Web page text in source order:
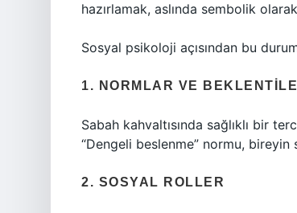
hazırlamak, aslında sembolik
Sosyal psikoloji açısından bu
1. NORMLAR VE
Sabah kahvaltısında sağlıklı bir
“Dengeli beslenme” normu,
2. SOSYAL ROLLER